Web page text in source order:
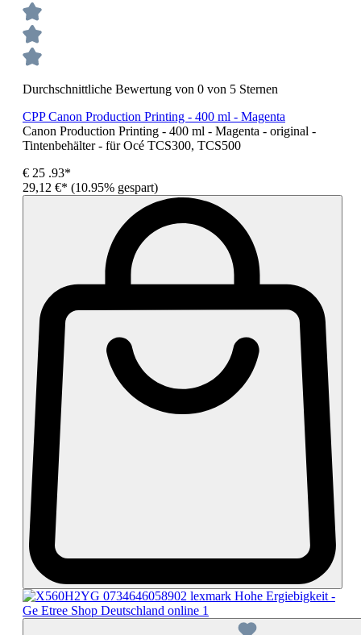
Durchschnittliche Bewertung von 0 von 5 Sternen
CPP Canon Production Printing - 400 ml - Magenta
Canon Production Printing - 400 ml - Magenta - original -
Tintenbehälter - für Océ TCS300, TCS500
€ 25 .93*
29,12 €* (10.95% gespart)